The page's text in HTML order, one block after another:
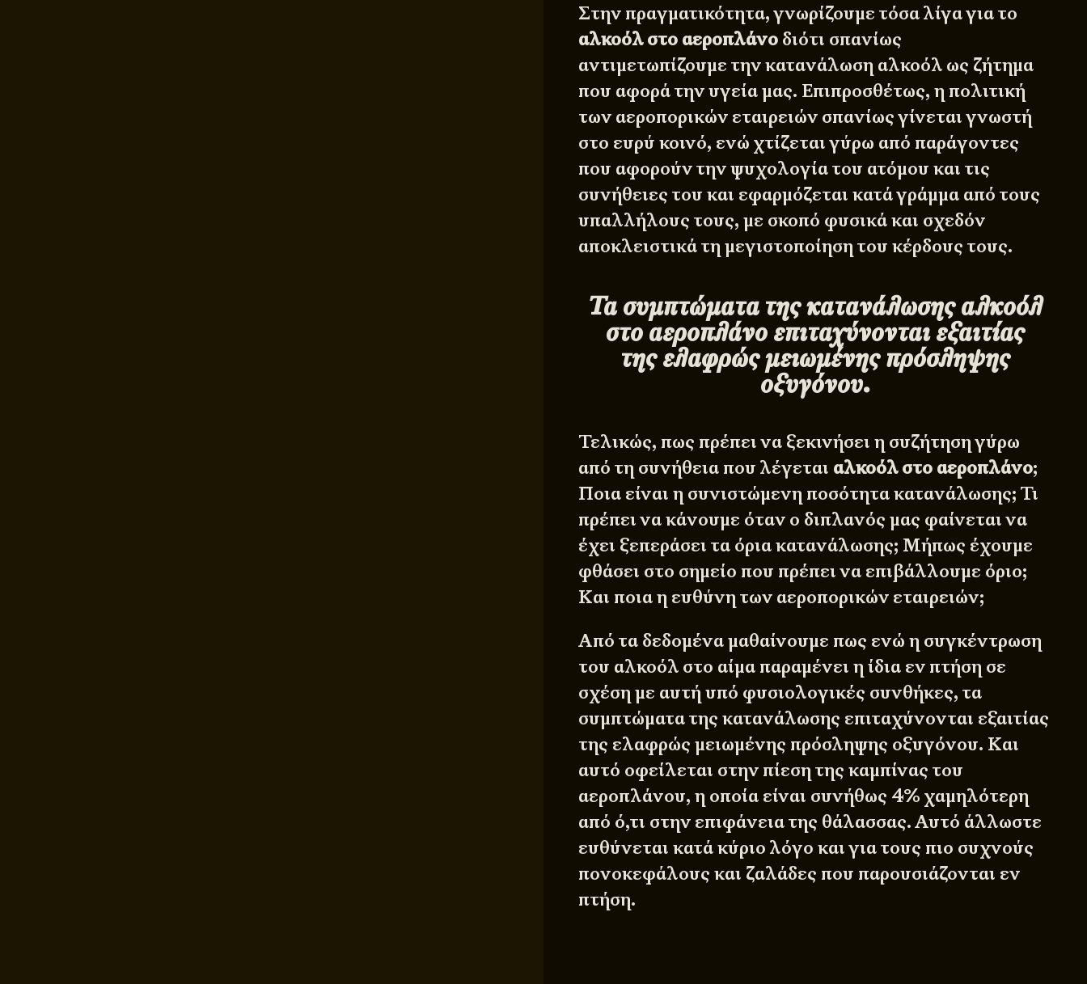
Στην πραγματικότητα, γνωρίζουμε τόσα λίγα για το
αλκοόλ στο αεροπλάνο διότι σπανίως
αντιμετωπίζουμε την κατανάλωση αλκοόλ ως ζήτημα
που αφορά την υγεία μας. Επιπροσθέτως, η πολιτική
των αεροπορικών εταιρειών σπανίως γίνεται γνωστή
στο ευρύ κοινό, ενώ χτίζεται γύρω από παράγοντες
που αφορούν την ψυχολογία του ατόμου και τις
συνήθειες του και εφαρμόζεται κατά γράμμα από τους
υπαλλήλους τους, με σκοπό φυσικά και σχεδόν
αποκλειστικά τη μεγιστοποίηση του κέρδους τους.
Τα συμπτώματα της κατανάλωσης αλκοόλ
στο αεροπλάνο επιταχύνονται εξαιτίας
της ελαφρώς μειωμένης πρόσληψης
οξυγόνου.
Τελικώς, πως πρέπει να ξεκινήσει η συζήτηση γύρω
από τη συνήθεια που λέγεται αλκοόλ στο αεροπλάνο;
Ποια είναι η συνιστώμενη ποσότητα κατανάλωσης; Τι
πρέπει να κάνουμε όταν ο διπλανός μας φαίνεται να
έχει ξεπεράσει τα όρια κατανάλωσης; Μήπως έχουμε
φθάσει στο σημείο που πρέπει να επιβάλλουμε όριο;
Και ποια η ευθύνη των αεροπορικών εταιρειών;
Από τα δεδομένα μαθαίνουμε πως ενώ η συγκέντρωση
του αλκοόλ στο αίμα παραμένει η ίδια εν πτήση σε
σχέση με αυτή υπό φυσιολογικές συνθήκες, τα
συμπτώματα της κατανάλωσης επιταχύνονται εξαιτίας
της ελαφρώς μειωμένης πρόσληψης οξυγόνου. Και
αυτό οφείλεται στην πίεση της καμπίνας του
αεροπλάνου, η οποία είναι συνήθως 4% χαμηλότερη
από ό,τι στην επιφάνεια της θάλασσας. Αυτό άλλωστε
ευθύνεται κατά κύριο λόγο και για τους πιο συχνούς
πονοκεφάλους και ζαλάδες που παρουσιάζονται εν
πτήση.